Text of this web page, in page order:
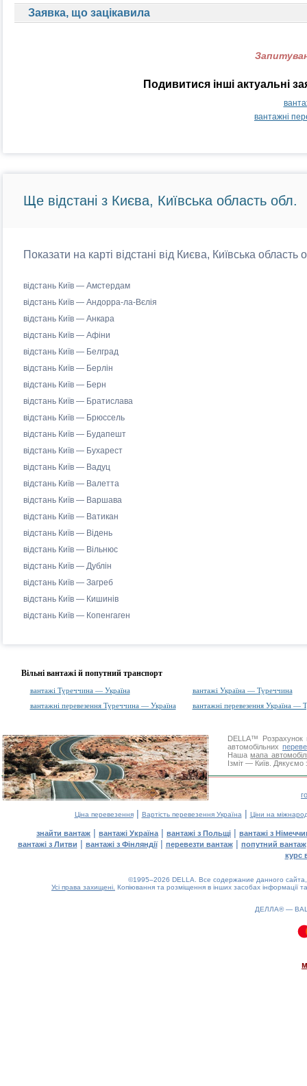
Заявка, що зацікавила
Подивитися інші актуальні
вантажні
Ще відстані з Києва, Київська область обл.
Показати на карті відстані від Києва, Київська
відстань Київ — Амстердам
відстань Київ — Андорра-ла-Вєлія
відстань Київ — Анкара
відстань Київ — Афіни
відстань Київ — Белград
відстань Київ — Берлін
відстань Київ — Берн
відстань Київ — Братислава
відстань Київ — Брюссель
відстань Київ — Будапешт
відстань Київ — Бухарест
відстань Київ — Вадуц
відстань Київ — Валетта
відстань Київ — Варшава
відстань Київ — Ватикан
відстань Київ — Відень
відстань Київ — Вільнюс
відстань Київ — Дублін
відстань Київ — Загреб
відстань Київ — Кишинів
відстань Київ — Копенгаген
Вільні вантажі й попутний транспорт
вантажі Туреччина — Україна
вантажі Україна — Туреччина
вантажні перевезення Туреччина — Україна
вантажні перевезення Україна —
DELLA™
Розрахунок
автомобільних
Нашамапа
Ізміт — Київ. Дякуємо
Ціна перевезення| Вартість перевезення Україна | Ціни на
знайти вантаж | вантажі Україна | вантажі з Польщі | вантажі з
вантажі з Литви | вантажі з Фінляндії| перевезти вантаж| попутний вантаж
курс
©1995–2026 DELLA. Все содержание данного
Усі права захищені. Копіювання та розміщення в інших засобах інформації
ДЕЛЛА® —